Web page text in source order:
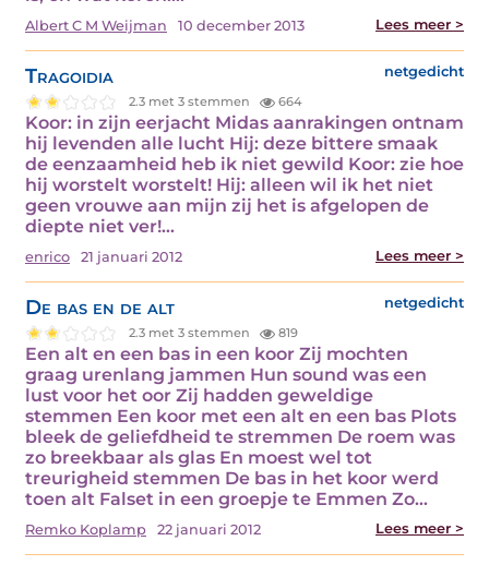
Albert C M Weijman 10 december 2013 Lees meer >
Tragoidia netgedicht
2.3 met 3 stemmen 664
Koor: in zijn eerjacht Midas aanrakingen ontnam
hij levenden alle lucht Hij: deze bittere smaak
de eenzaamheid heb ik niet gewild Koor: zie hoe
hij worstelt worstelt! Hij: alleen wil ik het niet
geen vrouwe aan mijn zij het is afgelopen de
diepte niet ver!…
enrico 21 januari 2012 Lees meer >
De bas en de alt netgedicht
2.3 met 3 stemmen 819
Een alt en een bas in een koor Zij mochten
graag urenlang jammen Hun sound was een
lust voor het oor Zij hadden geweldige
stemmen Een koor met een alt en een bas Plots
bleek de geliefdheid te stremmen De roem was
zo breekbaar als glas En moest wel tot
treurigheid stemmen De bas in het koor werd
toen alt Falset in een groepje te Emmen Zo…
Remko Koplamp 22 januari 2012 Lees meer >